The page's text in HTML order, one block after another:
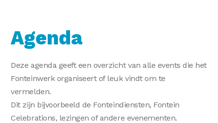
Agenda
Deze agenda geeft een overzicht van alle events die het
Fonteinwerk organiseert of leuk vindt om te
vermelden.
Dit zijn bijvoorbeeld de Fonteindiensten, Fontein
Celebrations, lezingen of andere evenementen.